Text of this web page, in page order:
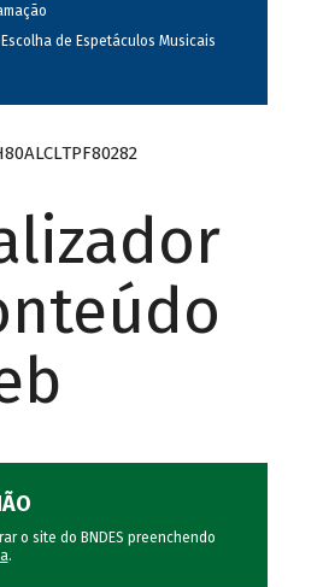
de Espetáculos Musicais
o site do BNDES preenchendo
.